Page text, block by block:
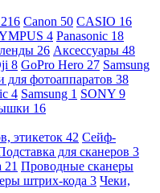
216 Canon 50 CASIO 16
4 Panasonic 18
26 Аксессуары 48
8 GoPro Hero 27 Samsung
для фотоаппаратов 38
4 Samsung 1 SONY 9
16
этикеток 42 Сейф-
для сканеров 3
21 Проводные сканеры
штрих-кода 3 Чеки,